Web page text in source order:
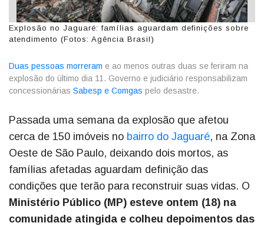
Explosão no Jaguaré: famílias aguardam definições sobre
atendimento (Fotos: Agência Brasil)
Duas pessoas morreram e ao menos outras duas se feriram na
explosão do último dia 11. Governo e judiciário responsabilizam
concessionárias Sabesp e Comgas pelo desastre.
Passada uma semana da explosão que afetou
cerca de 150 imóveis no bairro do Jaguaré, na Zona
Oeste de São Paulo, deixando dois mortos, as
famílias afetadas aguardam definição das
condições que terão para reconstruir suas vidas. O
Ministério Público (MP) esteve ontem (18) na
comunidade atingida e colheu depoimentos das